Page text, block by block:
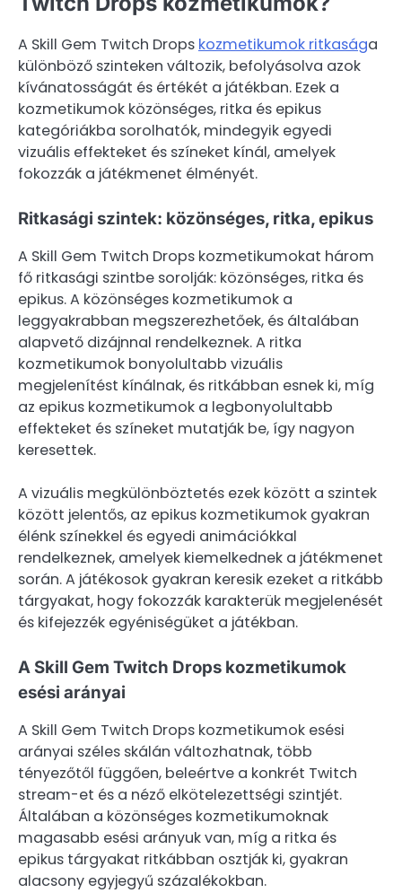
A Skill Gem Twitch Drops kozmetikumok ritkasága
különböző szinteken változik, befolyásolva azok
kívánatosságát és értékét a játékban. Ezek a
kozmetikumok közönséges, ritka és epikus
kategóriákba sorolhatók, mindegyik egyedi
vizuális effekteket és színeket kínál, amelyek
fokozzák a játékmenet élményét.
Ritkasági szintek: közönséges, ritka, epikus
A Skill Gem Twitch Drops kozmetikumokat három
fő ritkasági szintbe sorolják: közönséges, ritka és
epikus. A közönséges kozmetikumok a
leggyakrabban megszerezhetőek, és általában
alapvető dizájnnal rendelkeznek. A ritka
kozmetikumok bonyolultabb vizuális
megjelenítést kínálnak, és ritkábban esnek ki, míg
az epikus kozmetikumok a legbonyolultabb
effekteket és színeket mutatják be, így nagyon
keresettek.
A vizuális megkülönböztetés ezek között a szintek
között jelentős, az epikus kozmetikumok gyakran
élénk színekkel és egyedi animációkkal
rendelkeznek, amelyek kiemelkednek a játékmenet
során. A játékosok gyakran keresik ezeket a ritkább
tárgyakat, hogy fokozzák karakterük megjelenését
és kifejezzék egyéniségüket a játékban.
A Skill Gem Twitch Drops kozmetikumok
esési arányai
A Skill Gem Twitch Drops kozmetikumok esési
arányai széles skálán változhatnak, több
tényezőtől függően, beleértve a konkrét Twitch
stream-et és a néző elkötelezettségi szintjét.
Általában a közönséges kozmetikumoknak
magasabb esési arányuk van, míg a ritka és
epikus tárgyakat ritkábban osztják ki, gyakran
alacsony egyjegyű százalékokban.